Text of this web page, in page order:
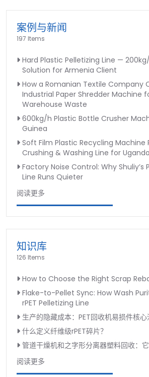
案例与新闻
197 Items
Hard Plastic Pelletizing Line —
Solution for Armenia Client
How a Romanian Textile Company
Industrial Paper Shredder Machine
Warehouse Waste
600kg/h Plastic Bottle Crusher
Guinea
Soft Film Plastic Recycling Machine
Crushing & Washing Line for Uganda
Factory Noise Control: Why Shuliy’s
Line Runs Quieter
阅读更多
知识库
126 Items
How to Choose the Right Scrap
Flake-to-Pellet Sync: How Wash
rPET Pelletizing Line
生产的隐藏成本：PET回收机易损件核
什么定义纤维级rPET碎片？
管道干燥机和之字形分离器塑料回收：
阅读更多